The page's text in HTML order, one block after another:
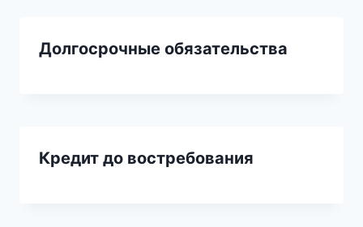
Долгосрочные обязательства
Кредит до востребования